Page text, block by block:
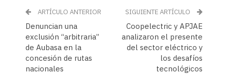
ARTÍCULO ANTERIOR
Denuncian una
exclusión “arbitraria”
de Aubasa en la
concesión de rutas
nacionales
SIGUIENTE ARTÍCULO
Coopelectric y APJAE
analizaron el presente
del sector eléctrico y
los desafíos
tecnológicos